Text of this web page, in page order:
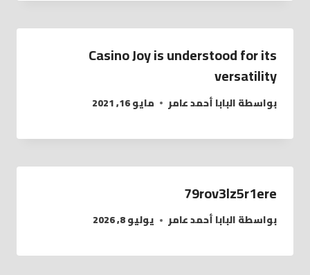
Casino Joy is understood for its
versatility
بواسطةالبابا أحمد عامر مايو 16, 2021
79rov3lz5r1ere
بواسطةالبابا أحمد عامر يوليو 8, 2026